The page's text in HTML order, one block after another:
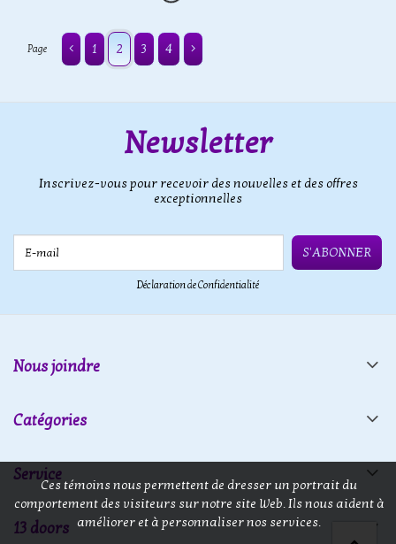
Page 1 2 3 4
Newsletter
Inscrivez-vous pour recevoir des nouvelles et des offres
exceptionnelles
S'ABONNER
Déclaration de Confidentialité
Nous joindre
Catégories
Service
13 doors
Ces témoins nous permettent de dresser un portrait du
comportement des visiteurs sur notre site Web. Ils nous aident à
améliorer et à personnaliser nos services.